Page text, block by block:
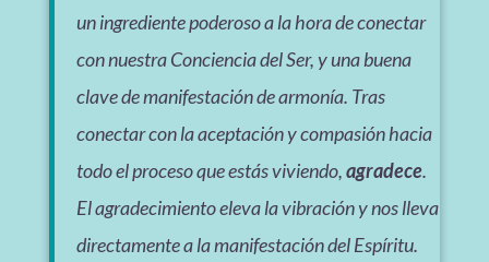
un ingrediente poderoso a la hora de conectar
con nuestra Conciencia del Ser, y una buena
clave de manifestación de armonía. Tras
conectar con la aceptación y compasión hacia
todo el proceso que estás viviendo,agradece.
El agradecimiento eleva la vibración y nos lleva
directamente a la manifestación del Espíritu.